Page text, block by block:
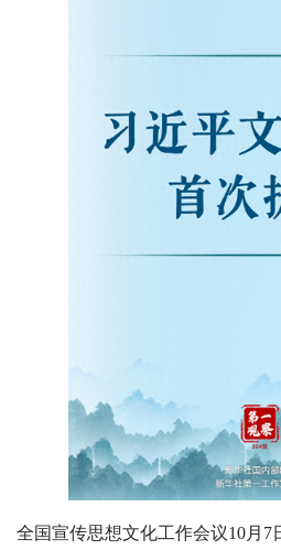
全国宣传思想文化工作会议10月7